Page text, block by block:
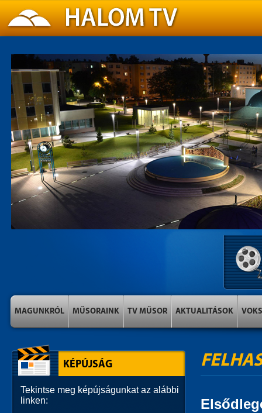
MAGUNKRÓL MŰSORAINK TV MŰSOR AKTUALITÁSOK VOKS
KÉPÚJSÁG
Tekintse meg képújságunkat az alábbi
linken: